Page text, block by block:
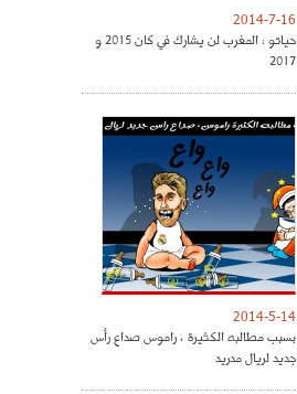
2014-7-16
حياتو : المغرب لن يشارك في كان 2015 و
2017
2014-5-14
بسبب مطالبه الكثيرة ، راموس صداع رأس
جديد لريال مدريد